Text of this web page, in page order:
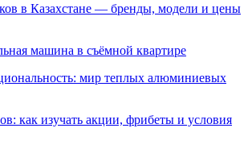
в Казахстане — бренды, модели и цены
машина в съёмной квартире
мир теплых алюминиевых
как изучать акции, фрибеты и условия